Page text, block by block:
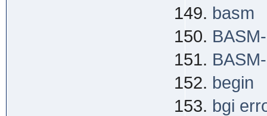
basm
begin
bgi